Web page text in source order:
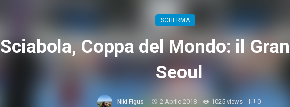
SCHERMA
Sciabola, Coppa del Mondo: il
Seoul
Niki Figus 2 Aprile 2018 1025 views 0